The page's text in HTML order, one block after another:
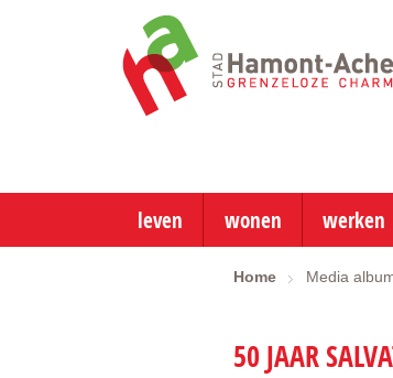
naar
de
startpagina
leven wonen werken
Home Media
50 JAAR